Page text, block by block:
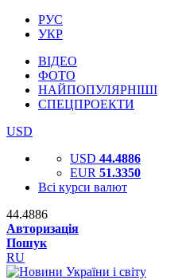
РУС
УКР
ВІДЕО
ФОТО
НАЙПОПУЛЯРНІШІ
СПЕЦПРОЕКТИ
USD
USD 44.4886
EUR 51.3350
Всі курси валют
44.4886
Авторизація
Пошук
RU